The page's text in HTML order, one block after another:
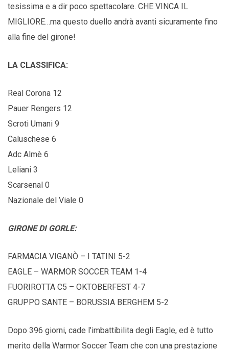
tesissima e a dir poco spettacolare. CHE VINCA IL
MIGLIORE…ma questo duello andrà avanti sicuramente fino
alla fine del girone!
LA CLASSIFICA:
Real Corona 12
Pauer Rengers 12
Scroti Umani 9
Caluschese 6
Adc Almè 6
Leliani 3
Scarsenal 0
Nazionale del Viale 0
GIRONE DI GORLE:
FARMACIA VIGANÒ – I TATINI 5-2
EAGLE – WARMOR SOCCER TEAM 1-4
FUORIROTTA C5 – OKTOBERFEST 4-7
GRUPPO SANTE – BORUSSIA BERGHEM 5-2
Dopo 396 giorni, cade l’imbattibilita degli Eagle, ed è tutto
merito della Warmor Soccer Team che con una prestazione